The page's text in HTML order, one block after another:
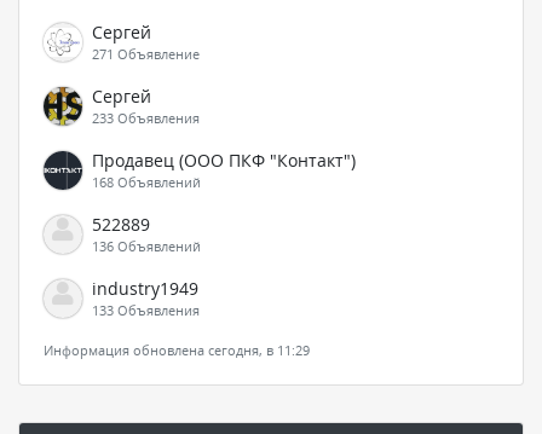
Сергей
271 Объявление
Сергей
233 Объявления
Продавец (ООО ПКФ "Контакт")
168 Объявлений
522889
136 Объявлений
industry1949
133 Объявления
Информация обновлена сегодня, в 11:29